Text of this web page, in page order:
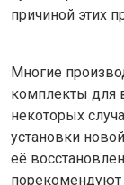
причиной этих
Многие
комплекты для
некоторых
установки
её
порекомендуют